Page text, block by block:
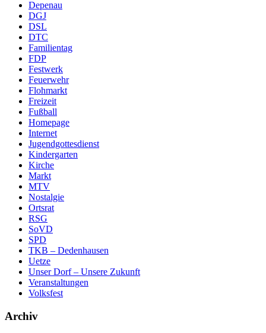
Depenau
DGJ
DSL
DTC
Familientag
FDP
Festwerk
Feuerwehr
Flohmarkt
Freizeit
Fußball
Homepage
Internet
Jugendgottesdienst
Kindergarten
Kirche
Markt
MTV
Nostalgie
Ortsrat
RSG
SoVD
SPD
TKB – Dedenhausen
Uetze
Unser Dorf – Unsere Zukunft
Veranstaltungen
Volksfest
Archiv